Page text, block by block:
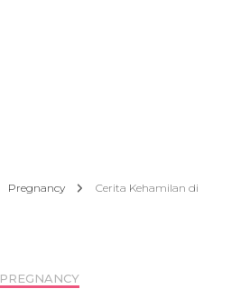
Pregnancy
Cerita Kehamilan di
PREGNANCY